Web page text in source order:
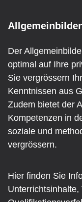
Der
optimal auf Ihre
Sie vergrössern
Kenntnissen aus
Zudem bietet der
Kompetenzen in
soziale und
vergrössern.
Hier finden Sie